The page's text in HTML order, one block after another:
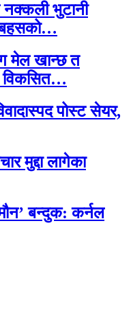
भुटानी
बहसको…
मेल खान्छ त
विकसित…
पोस्ट सेयर,
मुद्दा लागेका
बन्दुक: कर्नल